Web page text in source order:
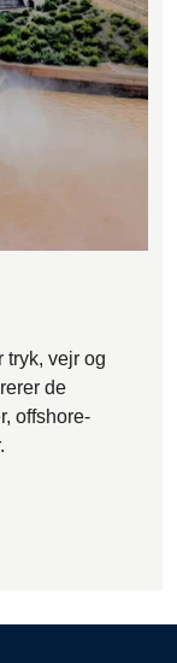
tryk, vejr og
de
offshore-